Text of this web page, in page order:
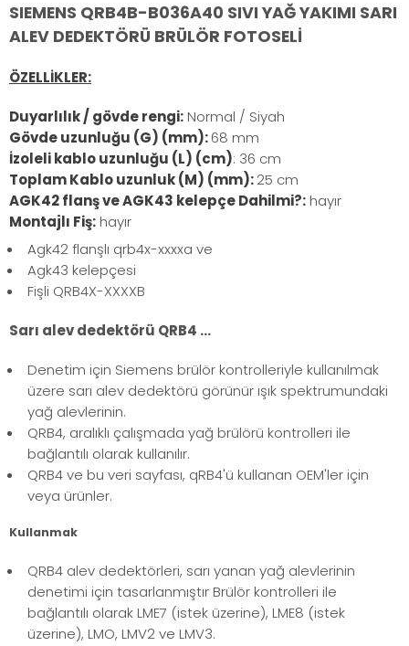
SIEMENS QRB4B-B036A40 SIVI YAĞ YAKIMI SARI
ALEV DEDEKTÖRÜ BRÜLÖR FOTOSELİ
ÖZELLİKLER:
Duyarlılık / gövde rengi: Normal / Siyah
Gövde uzunluğu (G) (mm):68 mm
İzoleli kablo uzunluğu (L) (cm): 36 cm
Toplam Kablo uzunluk (M) (mm):25 cm
AGK42 flanş ve AGK43 kelepçe Dahilmi?: hayır
Montajlı Fiş: hayır
Agk42 flanşlı qrb4x-xxxxa ve
Agk43 kelepçesi
Fişli QRB4X-XXXXB
Sarı alev dedektörü QRB4 ...
Denetim için Siemens brülör kontrolleriyle kullanılmak
üzere sarı alev dedektörü görünür ışık spektrumundaki
yağ alevlerinin.
QRB4, aralıklı çalışmada yağ brülörü kontrolleri ile
bağlantılı olarak kullanılır.
QRB4 ve bu veri sayfası, qRB4'ü kullanan OEM'ler için
veya ürünler.
Kullanmak
QRB4 alev dedektörleri, sarı yanan yağ alevlerinin
denetimi için tasarlanmıştır Brülör kontrolleri ile
bağlantılı olarak LME7 (istek üzerine), LME8 (istek
üzerine), LMO, LMV2 ve LMV3.